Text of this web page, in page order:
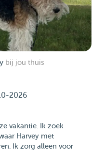
bij jou thuis
2026
vakantie. Ik zoek
Harvey met
Ik zorg alleen voor